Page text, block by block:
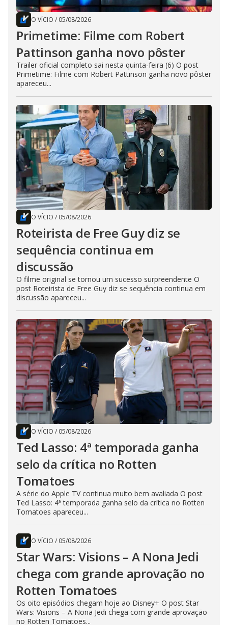
O VÍCIO / 05/08/2026
Primetime: Filme com Robert
Pattinson ganha novo pôster
Trailer oficial completo sai nesta quinta-feira (6) O post
Primetime: Filme com Robert Pattinson ganha novo pôster
apareceu...
O VÍCIO / 05/08/2026
Roteirista de Free Guy diz se
sequência continua em
discussão
O filme original se tornou um sucesso surpreendente O
post Roteirista de Free Guy diz se sequência continua em
discussão apareceu...
O VÍCIO / 05/08/2026
Ted Lasso: 4ª temporada ganha
selo da crítica no Rotten
Tomatoes
A série do Apple TV continua muito bem avaliada O post
Ted Lasso: 4ª temporada ganha selo da crítica no Rotten
Tomatoes apareceu...
O VÍCIO / 05/08/2026
Star Wars: Visions – A Nona Jedi
chega com grande aprovação no
Rotten Tomatoes
Os oito episódios chegam hoje ao Disney+ O post Star
Wars: Visions – A Nona Jedi chega com grande aprovação
no Rotten Tomatoes...